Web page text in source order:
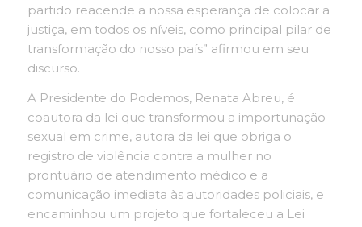
partido reacende a nossa esperança de colocar a
justiça, em todos os níveis, como principal pilar de
transformação do nosso país” afirmou em seu
discurso.
A Presidente do Podemos, Renata Abreu, é
coautora da lei que transformou a importunação
sexual em crime, autora da lei que obriga o
registro de violência contra a mulher no
prontuário de atendimento médico e a
comunicação imediata às autoridades policiais, e
encaminhou um projeto que fortaleceu a Lei